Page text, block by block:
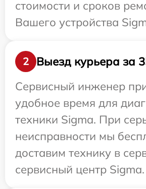
стоимости и сроков
Вашего устройства
2
Выезд курьера за
Сервисный инженер
удобное время для
техники Sigma. При
неисправности мы
доставим технику в
сервисный центр Sigma.